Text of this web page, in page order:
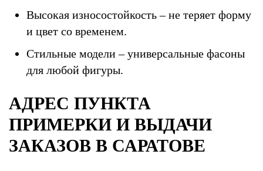
Высокая износостойкость – не теряет форму
и цвет со временем.
Стильные модели – универсальные фасоны
для любой фигуры.
АДРЕС ПУНКТА
ПРИМЕРКИ И ВЫДАЧИ
ЗАКАЗОВ В САРАТОВЕ